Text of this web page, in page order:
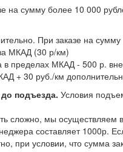
на сумму более 10 000
При заказе на
МКАД (30 р/км)
в пределах МКАД - 500 р. вне
+ 30 руб./км
до подъезда. Условия
сложно, мы осуществляем
составляет 1000р.
при условии, что сумма